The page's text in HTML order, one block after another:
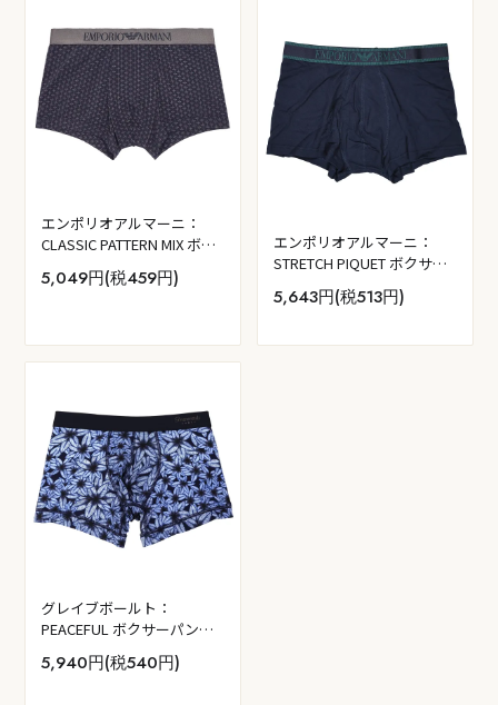
エンポリオアルマーニ：
CLASSIC PATTERN MIX ボク
サーパンツ (マイクロ・プリ
ント)
5,049円(税459円)
エンポリオアルマーニ：
STRETCH PIQUET ボクサー
パンツ (アルマーニ・ブル
ー)
5,643円(税513円)
グレイブボールト：
PEACEFUL ボクサーパンツ
(ウォーター・ブルー)
5,940円(税540円)